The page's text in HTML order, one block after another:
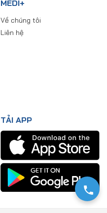
MEDI+
Về chúng tôi
Liên hệ
TẢI APP